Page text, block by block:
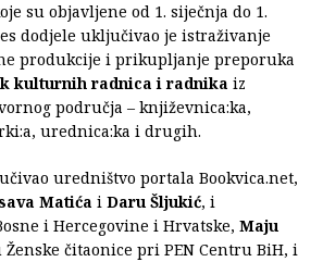
su objavljene od 1. siječnja do 1.
dodjele uključivao je istraživanje
produkcije i prikupljanje preporuka
kulturnih radnica i radnika iz
područja – književnica:ka,
urednica:ka i drugih.
uredništvo portala Bookvica.net,
Matića i Daru Šljukić, i
i Hercegovine i Hrvatske, Maju
čitaonice pri PEN Centru BiH, i